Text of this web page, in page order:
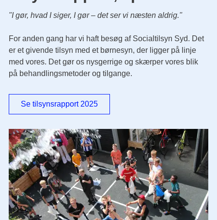
"I gør, hvad I siger, I gør – det ser vi næsten aldrig."
For anden gang har vi haft besøg af Socialtilsyn Syd. Det
er et givende tilsyn med et børnesyn, der ligger på linje
med vores. Det gør os nysgerrige og skærper vores blik
på behandlingsmetoder og tilgange.
Se tilsynsrapport 2025